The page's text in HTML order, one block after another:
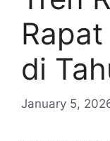
di
January 5,